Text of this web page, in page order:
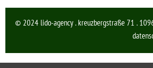
© 2024 lido-agency . kreuzbergstraße 71 .